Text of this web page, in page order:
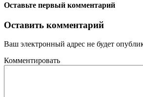
Оставьте первый комментарий
Оставить комментарий
Ваш электронный адрес не будет
Комментировать